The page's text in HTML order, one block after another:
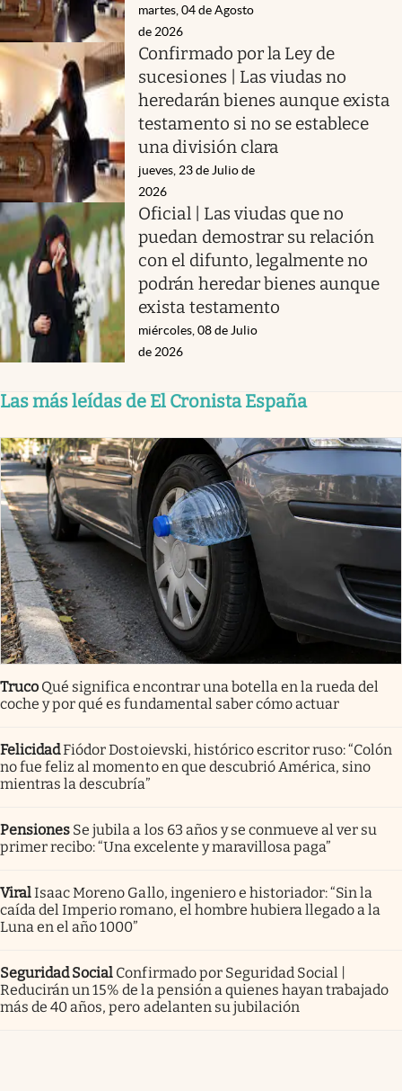
martes, 04 de Agosto
de 2026
Confirmado por la Ley de
sucesiones | Las viudas no
heredarán bienes aunque exista
testamento si no se establece
una división clara
jueves, 23 de Julio de
2026
Oficial | Las viudas que no
puedan demostrar su relación
con el difunto, legalmente no
podrán heredar bienes aunque
exista testamento
miércoles, 08 de Julio
de 2026
Las más leídas de El Cronista España
Truco Qué significa encontrar una botella en la rueda del
coche y por qué es fundamental saber cómo actuar
FelicidadFiódor Dostoievski, histórico escritor ruso: “Colón
no fue feliz al momento en que descubrió América, sino
mientras la descubría”
Pensiones Se jubila a los 63 años y se conmueve al ver su
primer recibo: “Una excelente y maravillosa paga”
ViralIsaac Moreno Gallo, ingeniero e historiador: “Sin la
caída del Imperio romano, el hombre hubiera llegado a la
Luna en el año 1000”
Seguridad Social Confirmado por Seguridad Social |
Reducirán un 15% de la pensión a quienes hayan trabajado
más de 40 años, pero adelanten su jubilación